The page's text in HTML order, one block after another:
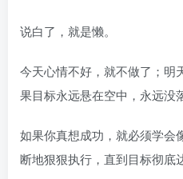
说白了，就是懒。
今天心情不好，就不做了；明
果目标永远悬在空中，永远没
如果你真想成功，就必须学会
断地狠狠执行，直到目标彻底